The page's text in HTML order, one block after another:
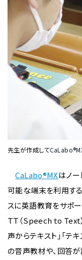
先生が作成して
CaLabo®MXはノ
可能な端末を利用す
スに英語教育をサポー
ＴＴ（Speech to Text
声からテキスト」「テ
の音声教材や、回答